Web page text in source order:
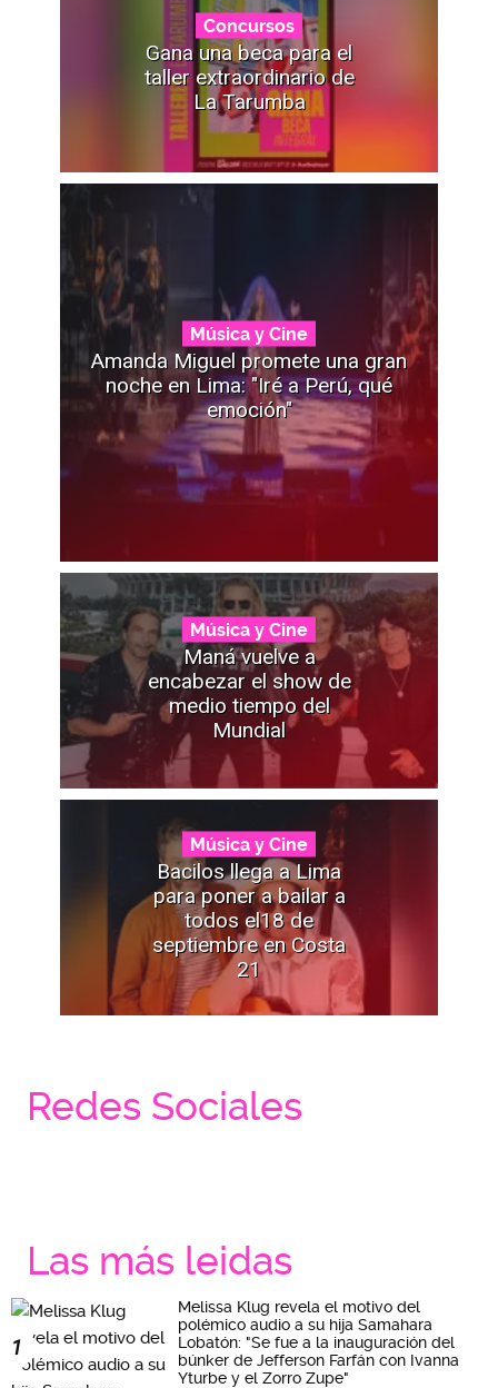
Concursos
Gana una beca para el
taller extraordinario de
La Tarumba
Música y Cine
Amanda Miguel promete una gran
noche en Lima: "Iré a Perú, qué
emoción"
Música y Cine
Maná vuelve a
encabezar el show de
medio tiempo del
Mundial
Música y Cine
Bacilos llega a Lima
para poner a bailar a
todos el18 de
septiembre en Costa
21
Redes Sociales
Las más leidas
1
Melissa Klug revela el motivo del
polémico audio a su hija Samahara
Lobatón: "Se fue a la inauguración del
búnker de Jefferson Farfán con Ivanna
Yturbe y el Zorro Zupe"